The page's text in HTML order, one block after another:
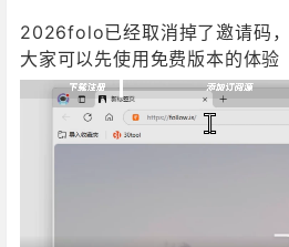
2026folo已经取消掉了邀请码，
大家可以先使用免费版本的体验